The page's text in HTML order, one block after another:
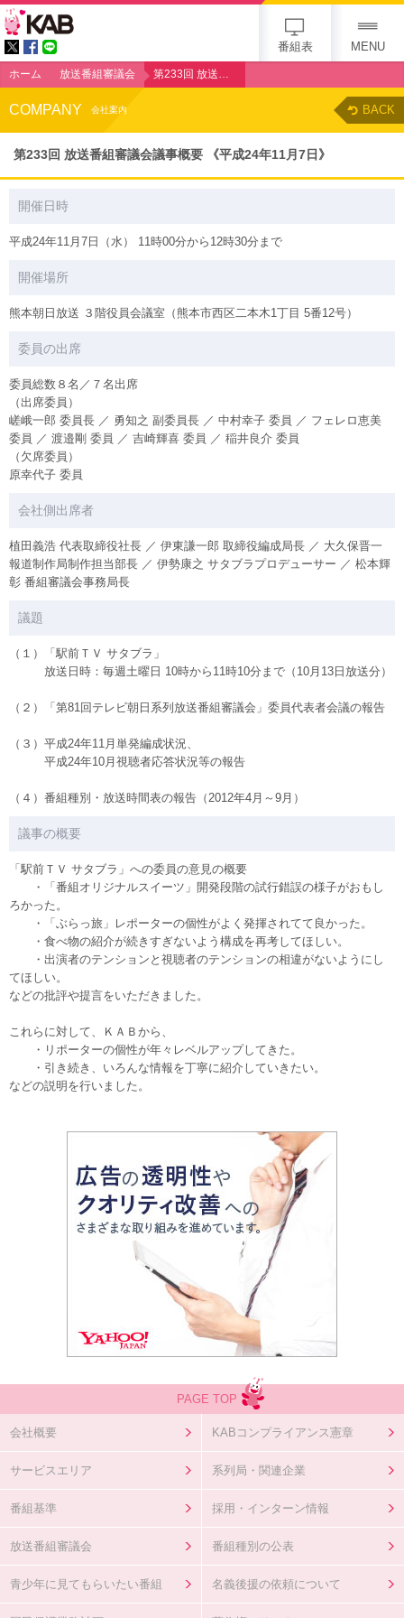
番組表 MENU
ホーム 放送番組審議会 第233回 放送番組審議会議事概要 《平成24年11月7日》
COMPANY 会社案内 BACK
第233回 放送番組審議会議事概要 《平成24年11月7日》
開催日時
平成24年11月7日（水） 11時00分から12時30分まで
開催場所
熊本朝日放送 ３階役員会議室（熊本市西区二本木1丁目 5番12号）
委員の出席
委員総数８名／７名出席
（出席委員）
嵯峨一郎 委員長 ／ 勇知之 副委員長 ／ 中村幸子 委員 ／ フェレロ恵美
委員 ／ 渡邉剛 委員 ／ 吉崎輝喜 委員 ／ 稲井良介 委員
（欠席委員）
原幸代子 委員
会社側出席者
植田義浩 代表取締役社長 ／ 伊東謙一郎 取締役編成局長 ／ 大久保晋一
報道制作局制作担当部長 ／ 伊勢康之 サタブラプロデューサー ／ 松本輝
彰 番組審議会事務局長
議題
（１）「駅前ＴＶ サタブラ」
放送日時：毎週土曜日 10時から11時10分まで（10月13日放送分）
（２）「第81回テレビ朝日系列放送番組審議会」委員代表者会議の報告
（３）平成24年11月単発編成状況、
平成24年10月視聴者応答状況等の報告
（４）番組種別・放送時間表の報告（2012年4月～9月）
議事の概要
「駅前ＴＶ サタブラ」への委員の意見の概要
・「番組オリジナルスイーツ」開発段階の試行錯誤の様子がおもし
ろかった。
・「ぶらっ旅」レポーターの個性がよく発揮されてて良かった。
・食べ物の紹介が続きすぎないよう構成を再考してほしい。
・出演者のテンションと視聴者のテンションの相違がないようにし
てほしい。
などの批評や提言をいただきました。
これらに対して、ＫＡＢから、
・リポーターの個性が年々レベルアップしてきた。
・引き続き、いろんな情報を丁寧に紹介していきたい。
などの説明を行いました。
PAGE TOP
会社概要 KABコンプライアンス憲章
サービスエリア 系列局・関連企業
番組基準 採用・インターン情報
放送番組審議会 番組種別の公表
青少年に見てもらいたい番組 名義後援の依頼について